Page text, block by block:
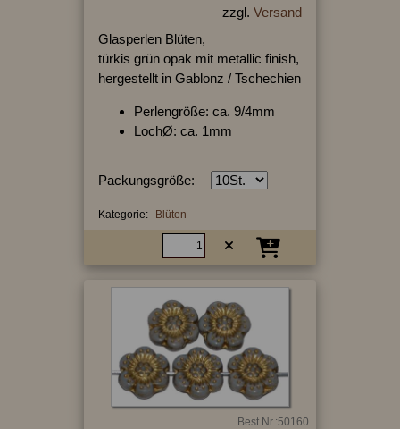
zzgl. Versand
Glasperlen Blüten,
türkis grün opak mit metallic finish,
hergestellt in Gablonz / Tschechien
Perlengröße: ca. 9/4mm
LochØ: ca. 1mm
Packungsgröße:
Kategorie: Blüten
Best.Nr.:50160